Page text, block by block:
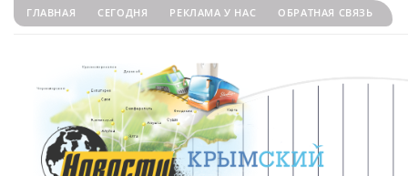
ГЛАВНАЯ СЕГОДНЯ РЕКЛАМА У НАС ОБРАТНАЯ СВЯЗЬ